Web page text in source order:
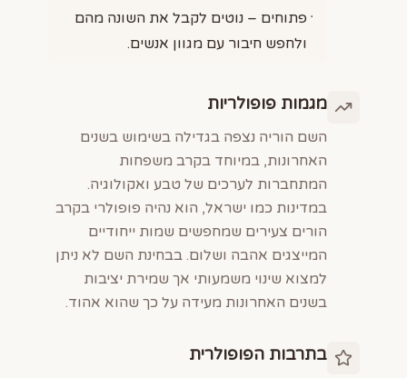
פתוחים – נוטים לקבל את השונה מהם
ולחפש חיבור עם מגוון אנשים.
מגמות פופולריות
השם הוריה נצפה בגדילה בשימוש בשנים
האחרונות, במיוחד בקרב משפחות
המתחברות לערכים של טבע ואקולוגיה.
במדינות כמו ישראל, הוא נהיה פופולרי בקרב
הורים צעירים שמחפשים שמות ייחודיים
המייצגים אהבה ושלום. בבחינת השם לא ניתן
למצוא שינוי משמעותי אך שמירת יציבות
בשנים האחרונות מעידה על כך שהוא אהוד.
בתרבות הפופולרית